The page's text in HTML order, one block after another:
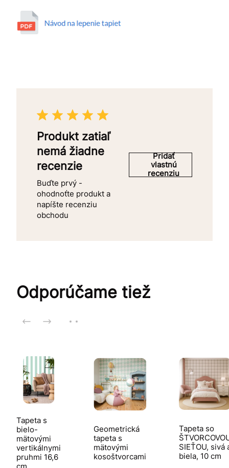
Produkt zatiaľ
nemá žiadne
recenzie
Buďte prvý -
ohodnoťte produkt a
napíšte recenziu
obchodu
Pridať
vlastnú
recenziu
Odporúčame tiež
Tapeta s
bielo-
mätovými
vertikálnymi
pruhmi 16,6
cm
Geometrická
tapeta s
mätovými
kosoštvorcami
Tapeta so
SIEŤOU, sivá
biela, 10 cm